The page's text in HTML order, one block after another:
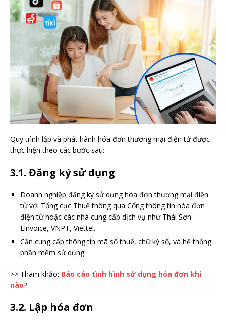
Quy trình lập và phát hành hóa đơn thương mại điện tử được
thực hiện theo các bước sau:
3.1. Đăng ký sử dụng
Doanh nghiệp đăng ký sử dụng hóa đơn thương mại điện
tử với Tổng cục Thuế thông qua Cổng thông tin hóa đơn
điện tử hoặc các nhà cung cấp dịch vụ như Thái Sơn
Einvoice, VNPT, Viettel.
Cần cung cấp thông tin mã số thuế, chữ ký số, và hệ thống
phần mềm sử dụng.
>> Tham khảo: Báo cáo tình hình sử dụng hóa đơn khi
nào?
3.2. Lập hóa đơn